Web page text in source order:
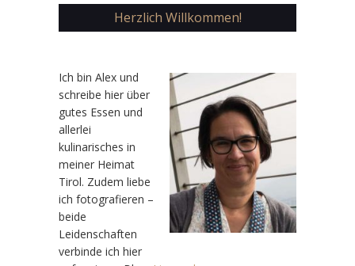
Herzlich Willkommen!
Ich bin Alex und
schreibe hier über
gutes Essen und
allerlei
kulinarisches in
meiner Heimat
Tirol. Zudem liebe
ich fotografieren –
beide
Leidenschaften
verbinde ich hier